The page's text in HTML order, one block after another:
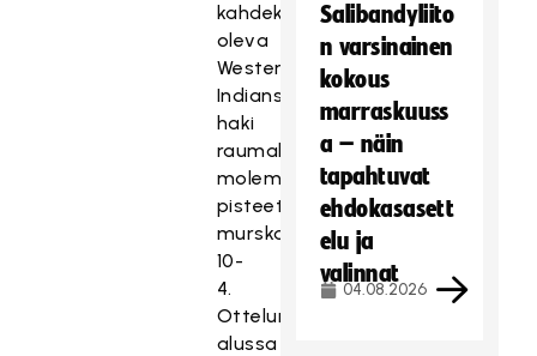
kahdeksantena
oleva
Westend
Indians
haki
raumalaisilta
molemmat
pisteet
murskalukemin
10-
4.
Ottelun
alussa
Salibandyliito
n varsinainen
kokous
marraskuuss
a – näin
tapahtuvat
ehdokasasett
elu ja
valinnat
04.08.2026